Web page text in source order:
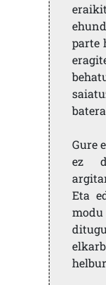
parte
Gure
ez
Eta